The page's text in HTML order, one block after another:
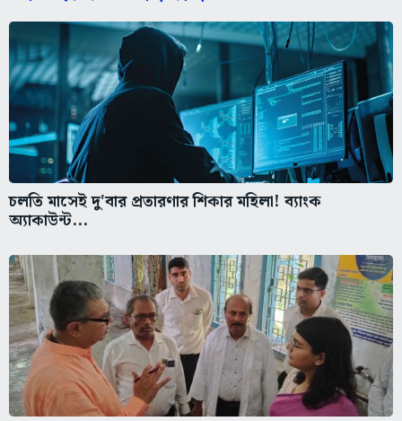
চলতি মাসেই দু'বার প্রতারণার শিকার মহিলা! ব্যাংক
অ্যাকাউন্ট...